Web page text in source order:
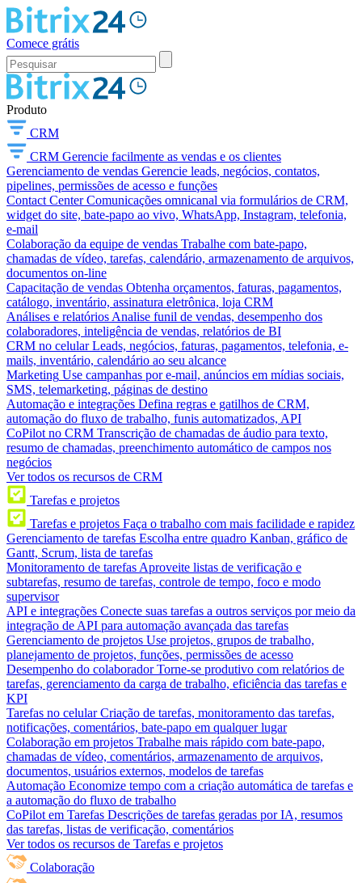
Comece grátis
Produto
CRM
CRM Gerencie facilmente as vendas e os clientes
Gerenciamento de vendas Gerencie leads, negócios, contatos,
pipelines, permissões de acesso e funções
Contact Center Comunicações omnicanal via formulários de CRM,
widget do site, bate-papo ao vivo, WhatsApp, Instagram, telefonia,
e-mail
Colaboração da equipe de vendas Trabalhe com bate-papo,
chamadas de vídeo, tarefas, calendário, armazenamento de arquivos,
documentos on-line
Capacitação de vendas Obtenha orçamentos, faturas, pagamentos,
catálogo, inventário, assinatura eletrônica, loja CRM
Análises e relatórios Analise funil de vendas, desempenho dos
colaboradores, inteligência de vendas, relatórios de BI
CRM no celular Leads, negócios, faturas, pagamentos, telefonia, e-
mails, inventário, calendário ao seu alcance
Marketing Use campanhas por e-mail, anúncios em mídias sociais,
SMS, telemarketing, páginas de destino
Automação e integrações Defina regras e gatilhos de CRM,
automação do fluxo de trabalho, funis automatizados, API
CoPilot no CRM Transcrição de chamadas de áudio para texto,
resumo de chamadas, preenchimento automático de campos nos
negócios
Ver todos os recursos de CRM
Tarefas e projetos
Tarefas e projetos Faça o trabalho com mais facilidade e rapidez
Gerenciamento de tarefas Escolha entre quadro Kanban, gráfico de
Gantt, Scrum, lista de tarefas
Monitoramento de tarefas Aproveite listas de verificação e
subtarefas, resumo de tarefas, controle de tempo, foco e modo
supervisor
API e integrações Conecte suas tarefas a outros serviços por meio da
integração de API para automação avançada das tarefas
Gerenciamento de projetos Use projetos, grupos de trabalho,
planejamento de projetos, funções, permissões de acesso
Desempenho do colaborador Torne-se produtivo com relatórios de
tarefas, gerenciamento da carga de trabalho, eficiência das tarefas e
KPI
Tarefas no celular Criação de tarefas, monitoramento das tarefas,
notificações, comentários, bate-papo em qualquer lugar
Colaboração em projetos Trabalhe mais rápido com bate-papo,
chamadas de vídeo, comentários, armazenamento de arquivos,
documentos, usuários externos, modelos de tarefas
Automação Economize tempo com a criação automática de tarefas e
a automação do fluxo de trabalho
CoPilot em Tarefas Descrições de tarefas geradas por IA, resumos
das tarefas, listas de verificação, comentários
Ver todos os recursos de Tarefas e projetos
Colaboração